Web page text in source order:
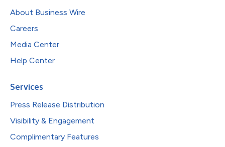
About Business Wire
Careers
Media Center
Help Center
Services
Press Release Distribution
Visibility & Engagement
Complimentary Features